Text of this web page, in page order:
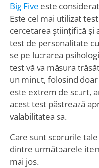
Big Five este
Este cel mai utilizat
cercetarea științifică și
test de personalitate
se pe lucrarea
test vă va măsura
un minut, folosind
este extrem de scurt,
acest test păstrează
valabilitatea sa.
Care sunt scorurile
dintre următoarele
mai jos.